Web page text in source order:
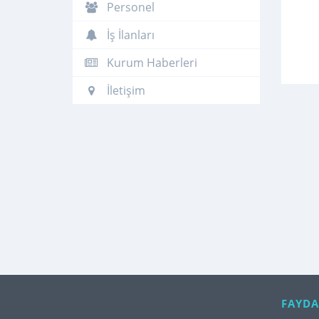
Personel
İş İlanları
Kurum Haberleri
İletişim